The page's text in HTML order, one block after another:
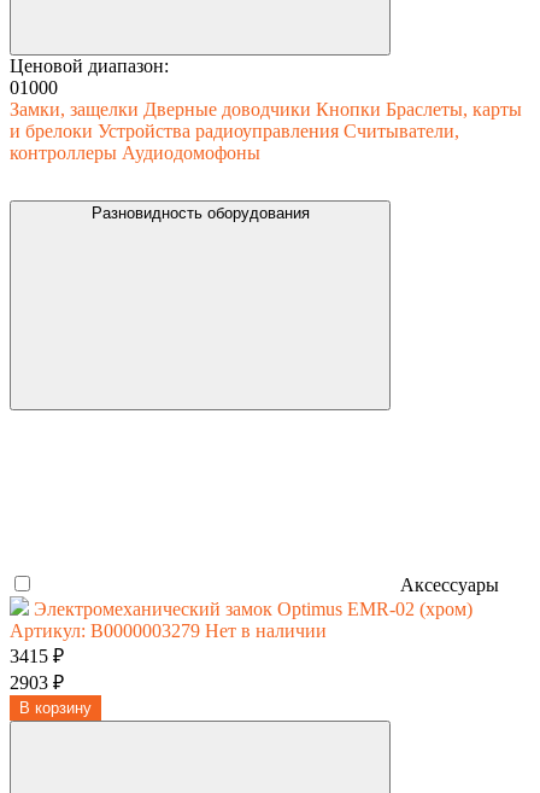
Ценовой диапазон:
01000
Замки, защелки Дверные доводчики Кнопки Браслеты, карты
и брелоки Устройства радиоуправления Считыватели,
контроллеры Аудиодомофоны
Разновидность оборудования
Аксессуары
Электромеханический замок Optimus EMR-02 (хром)
Артикул: В0000003279 Нет в наличии
3415 ₽
2903 ₽
В корзину